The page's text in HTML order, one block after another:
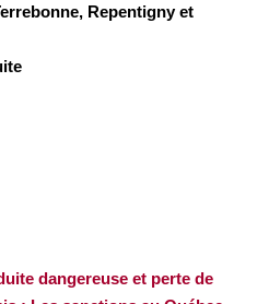
Repentigny et
dangereuse et perte de